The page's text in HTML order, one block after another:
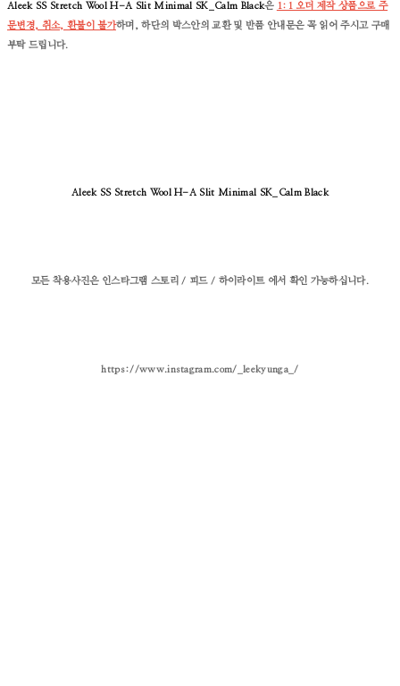
Aleek SS Stretch Wool H-A Slit Minimal SK_Calm Black은 1:1 오더 제작 상품으로 주
문변경, 취소, 환불이 불가하며, 하단의 박스안의 교환 및 반품 안내문은 꼭 읽어 주시고 구매
부탁 드립니다.
Aleek SS Stretch Wool H-A Slit Minimal SK_Calm Black
모든 착용사진은 인스타그램 스토리 / 피드 / 하이라이트 에서 확인 가능하십니다.
https://www.instagram.com/_leekyunga_/